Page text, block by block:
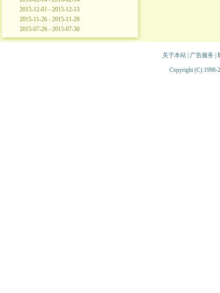
2015-12-01 - 2015-12-13
2015-11-26 - 2015-11-28
2015-07-26 - 2015-07-30
关于本站| 广告服务
Copyright (C) 1998-